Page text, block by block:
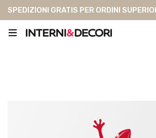
SPEDIZIONI GRATIS PER ORDINI